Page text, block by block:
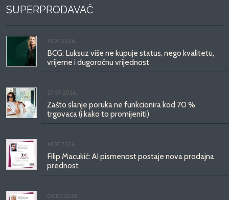
SUPERPRODAVAČ
31.07.2026.
BCG: Luksuz više ne kupuje status, nego kvalitetu,
vrijeme i dugoročnu vrijednost
27.07.2026.
Zašto slanje poruka ne funkcionira kod 70 %
trgovaca (i kako to promijeniti)
14.07.2026.
Filip Macukić: AI pismenost postaje nova prodajna
prednost
08.07.2026.